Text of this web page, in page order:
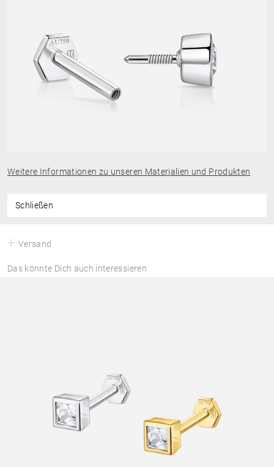
Weitere Informationen zu unseren Materialien und Produkten
Schließen
Versand
Das könnte Dich auch interessieren